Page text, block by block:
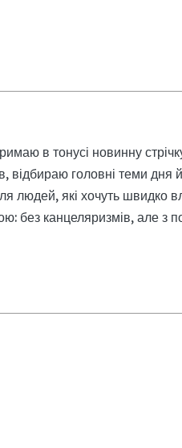
в тонусі новинну
відбираю головні теми
людей, які хочуть швидко
без канцеляризмів, але з